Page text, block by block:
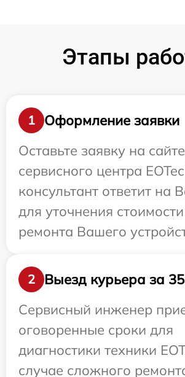
Этапы
1
Оформление заявки
Оставьте заявку на сайте
сервисного центра
консультант ответит на
для уточнения
ремонта Вашего
2
Выезд курьера за
Сервисный инженер
оговоренные сроки для
диагностики техники
случае сложного